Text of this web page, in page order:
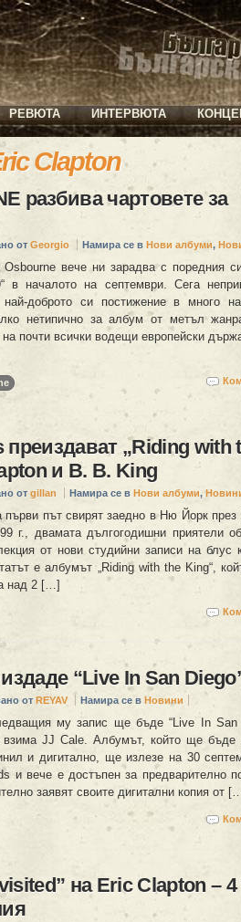
РЕВЮТА ИНТЕРВЮТА
Clapton
разбива чартовете за
от Georgio Намира се в Нови албуми,
вече ни зарадва c поредния
в началото на септември. Сега
доброто си постижение в много
нетипично за албум от метъл
на почти всички водещи европейски
преиздават „Riding with
и B. B. King
от gillan Намира се в Нови албуми,
път свирят заедно в Ню Йорк през
г., двамата дългогодишни приятели
от нови студийни записи на блус
е албумът „Riding with the King“,
над 2 […]
“Live In San
от REYAV Намира се в Новини
му запис ще бъде “Live In San
взима JJ Cale. Албумът, който ще бъде
и дигитално, ще излезе на 30
и вече е достъпен за предварително
заявят своите дигитални копия от
на Eric Clapton – 4